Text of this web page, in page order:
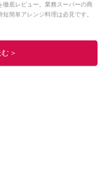
徹底レビュー。業務スーパーの商
簡単アレンジ料理は必見です。
オシストの他の記事を読む
＞